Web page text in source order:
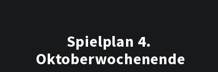
Spielplan 4.
Oktoberwochenende